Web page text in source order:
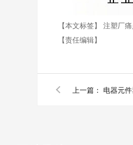
【本文标签】 注塑厂
【责任编辑】
上一篇：